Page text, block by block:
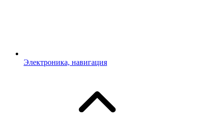
Электроника, навигация